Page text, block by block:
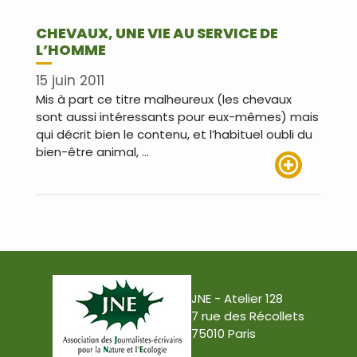
CHEVAUX, UNE VIE AU SERVICE DE
L’HOMME
15 juin 2011
Mis à part ce titre malheureux (les chevaux
sont aussi intéressants pour eux-mêmes) mais
qui décrit bien le contenu, et l’habituel oubli du
bien-être animal, …
JNE - Atelier 128
7 rue des Récollets
75010 Paris